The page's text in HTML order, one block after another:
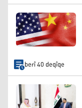
berî 40 deqîqe